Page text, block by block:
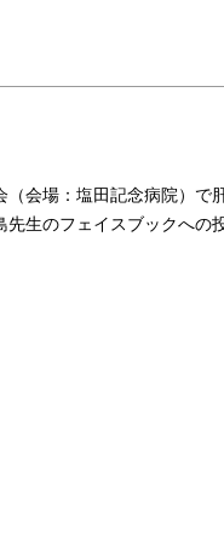
会場：塩田記念病院）で
生のフェイスブックへの